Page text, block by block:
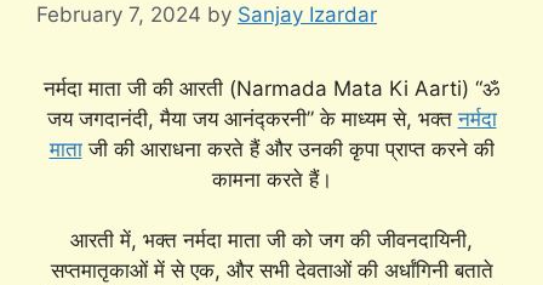
February 7, 2024 by Sanjay Izardar
नर्मदा माता जी की आरती (Narmada Mata Ki Aarti) “ॐ
जय जगदानंदी, मैया जय आनंद्करनी” के माध्यम से, भक्तनर्मदा
माताजी की आराधना करते हैं और उनकी कृपा प्राप्त करने की
कामना करते हैं।
आरती में, भक्त नर्मदा माता जी को जग की जीवनदायिनी,
सप्तमातृकाओं में से एक, और सभी देवताओं की अर्धांगिनी बताते